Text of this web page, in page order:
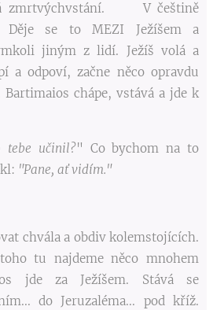
zmrtvýchvstání. V češtině
Děje se to MEZI Ježíšem a
jiným z lidí. Ježíš volá a
a odpoví, začne něco opravdu
chápe, vstává a jde k
tebe učinil?" Co bychom na to
"Pane, ať vidím."
chvála a obdiv kolemstojících.
tu najdeme něco mnohem
jde za Ježíšem. Stává se
do Jeruzaléma... pod kříž.